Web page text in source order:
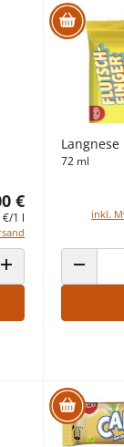
€
1 l
ANZAHL ERHÖHEN
72 ml
inkl.
ANZAHL